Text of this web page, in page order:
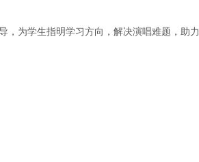
，为学生指明学习方向，解决演唱难题，助力